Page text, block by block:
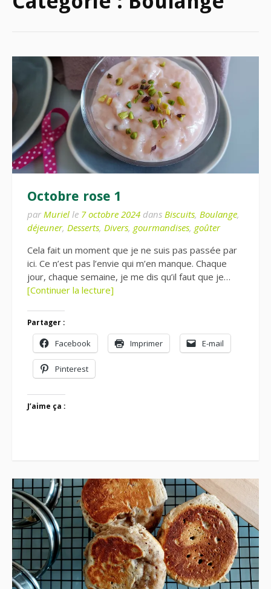
Octobre rose 1
par Muriel le 7 octobre 2024 dans Biscuits, Boulange,
déjeuner, Desserts, Divers, gourmandises, goûter
Cela fait un moment que je ne suis pas passée par
ici. Ce n’est pas l’envie qui m’en manque. Chaque
jour, chaque semaine, je me dis qu’il faut que je…
[Continuer la lecture]
Partager :
Facebook Imprimer E-mail
Pinterest
J’aime ça :